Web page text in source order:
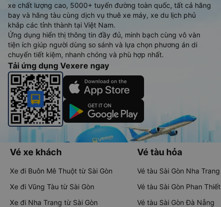
xe chất lượng cao, 5000+ tuyến đường toàn quốc, tất cả hãng
bay và hãng tàu cùng dịch vụ thuê xe máy, xe du lịch phủ
khắp các tỉnh thành tại Việt Nam.
Ứng dụng hiển thị thông tin đầy đủ, minh bạch cùng vô vàn
tiện ích giúp người dùng so sánh và lựa chọn phương án di
chuyển tiết kiệm, nhanh chóng và phù hợp nhất.
Tải ứng dụng Vexere ngay
Vé xe khách
Xe đi Buôn Mê Thuột từ Sài Gòn
Xe đi Vũng Tàu từ Sài Gòn
Xe đi Nha Trang từ Sài Gòn
Vé tàu hỏa
Vé tàu Sài Gòn Nha Trang
Vé tàu Sài Gòn Phan Thiết
Vé tàu Sài Gòn Đà Nẵng